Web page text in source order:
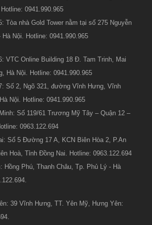
0941.990.965
Tòa nhà Gold Tower nằm tại số 275 Nguyễn
Nội. Hotline: 0941.990.965
VTC Online Building 18 Đ. Tam Trinh, Mai
Hà Nội. Hotline: 0941.990.965
Số 2, Ngõ 321, đường Vĩnh Hưng, Vĩnh
Nội. Hotline: 0941.990.965
Số 119/61 Trương Mỹ Tây – Quận 12 –
0963.122.694
Số 5 Đường 17 A, KCN Biên Hòa 2, P.An
Hoà, Tỉnh Đồng Nai. Hotline: 0963.122.694
Hồng Phú, Thanh Châu, Tp. Phủ Lý - Hà
39 Vĩnh Hưng, TT. Yên Mỹ, Hưng Yên: